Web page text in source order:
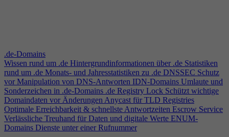
.de-Domains
Wissen rund um .de Hintergrundinformationen über .de Statistiken
rund um .de Monats- und Jahresstatistiken zu .de DNSSEC Schutz
vor Manipulation von DNS-Antworten IDN-Domains Umlaute und
Sonderzeichen in .de-Domains .de Registry Lock Schützt wichtige
Domaindaten vor ÄnderungenAnycast für TLD Registries
Optimale Erreichbarkeit & schnellste Antwortzeiten Escrow Service
Verlässliche Treuhand für Daten und digitale Werte ENUM-
Domains Dienste unter einer Rufnummer